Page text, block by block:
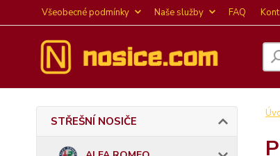
Všeobecné podmínky Naše služby FAQ
STŘEŠNÍ NOSIČE